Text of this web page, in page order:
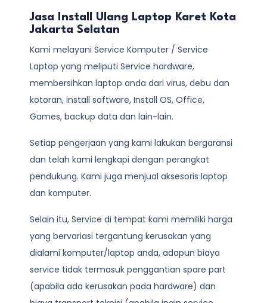
Jasa Install Ulang Laptop Karet Kota
Jakarta Selatan
Kami melayani Service Komputer / Service
Laptop yang meliputi Service hardware,
membersihkan laptop anda dari virus, debu dan
kotoran, install software, Install OS, Office,
Games, backup data dan lain-lain.
Setiap pengerjaan yang kami lakukan bergaransi
dan telah kami lengkapi dengan perangkat
pendukung. Kami juga menjual aksesoris laptop
dan komputer.
Selain itu, Service di tempat kami memiliki harga
yang bervariasi tergantung kerusakan yang
dialami komputer/laptop anda, adapun biaya
service tidak termasuk penggantian spare part
(apabila ada kerusakan pada hardware) dan